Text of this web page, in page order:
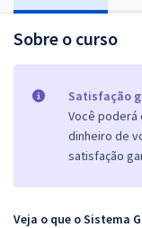
Sobre o curso
Satisfação
Você poderá
dinheiro de
satisfação
Veja o que o Sistema